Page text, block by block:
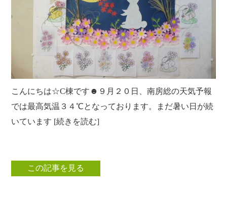
こんにちは☆C棟です☻９月２０日、南房総の天気予報
では最高気温３４℃となっております。まだ暑い日が続
いています [続きを読む]
この記事を見る